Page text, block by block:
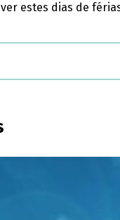
estes dias de